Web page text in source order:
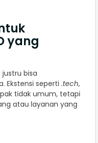
yang
justru bisa
Ekstensi seperti .tech,
tidak umum, tetapi
atau layanan yang